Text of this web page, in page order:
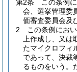
第2条
この条例
会、選挙管理委
価審査委員会及
2
この条例にお
上作成し、又
たマイクロフィ
であって、決裁
るものをいう。